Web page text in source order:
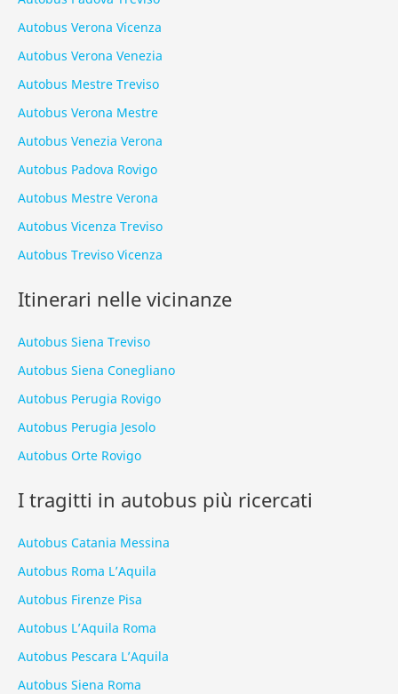
Autobus Verona Vicenza
Autobus Verona Venezia
Autobus Mestre Treviso
Autobus Verona Mestre
Autobus Venezia Verona
Autobus Padova Rovigo
Autobus Mestre Verona
Autobus Vicenza Treviso
Autobus Treviso Vicenza
Itinerari nelle vicinanze
Autobus Siena Treviso
Autobus Siena Conegliano
Autobus Perugia Rovigo
Autobus Perugia Jesolo
Autobus Orte Rovigo
I tragitti in autobus più ricercati
Autobus Catania Messina
Autobus Roma L’Aquila
Autobus Firenze Pisa
Autobus L’Aquila Roma
Autobus Pescara L’Aquila
Autobus Siena Roma